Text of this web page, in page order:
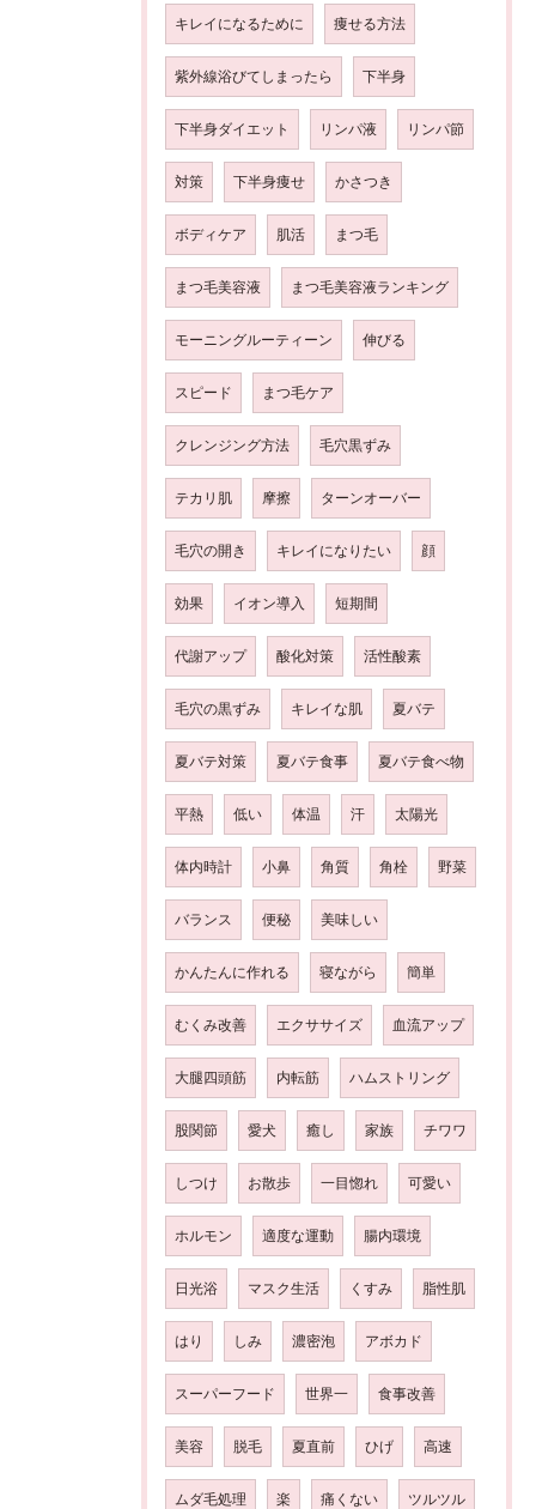
キレイになるために 痩せる方法
紫外線浴びてしまったら 下半身
下半身ダイエット リンパ液 リンパ節
対策 下半身痩せ かさつき
ボディケア 肌活 まつ毛
まつ毛美容液 まつ毛美容液ランキング
モーニングルーティーン 伸びる
スピード まつ毛ケア
クレンジング方法 毛穴黒ずみ
テカリ肌 摩擦 ターンオーバー
毛穴の開き キレイになりたい 顔
効果 イオン導入 短期間
代謝アップ 酸化対策 活性酸素
毛穴の黒ずみ キレイな肌 夏バテ
夏バテ対策 夏バテ食事 夏バテ食べ物
平熱 低い 体温 汗 太陽光
体内時計 小鼻 角質 角栓 野菜
バランス 便秘 美味しい
かんたんに作れる 寝ながら 簡単
むくみ改善 エクササイズ 血流アップ
大腿四頭筋 内転筋 ハムストリング
股関節 愛犬 癒し 家族 チワワ
しつけ お散歩 一目惚れ 可愛い
ホルモン 適度な運動 腸内環境
日光浴 マスク生活 くすみ 脂性肌
はり しみ 濃密泡 アボカド
スーパーフード 世界一 食事改善
美容 脱毛 夏直前 ひげ 高速
ムダ毛処理 楽 痛くない ツルツル